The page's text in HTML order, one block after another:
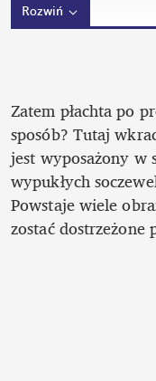
Rozwiń
Zatem płachta po
sposób? Tutaj
jest wyposażony w
wypukłych
Powstaje wiele
zostać